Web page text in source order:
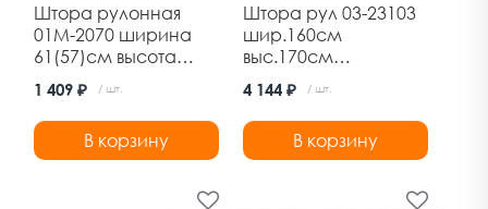
Штора рулонная
01М-2070 ширина
61(57)см высота
160см лен
абрикосовый
Дельфа
1 409 ₽ / шт.
В корзину
Штора рул 03-23103
шир.160см
выс.170см
марракеш латте
4 144 ₽ / шт.
В корзину